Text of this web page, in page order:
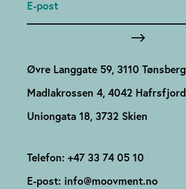
Øvre Langgate 59, 3110 Tønsberg
Madlakrossen 4, 4042 Hafrsfjord
Uniongata 18, 3732 Skien
Telefon: +47 33 74 05 10
E-post: info@moovment.no